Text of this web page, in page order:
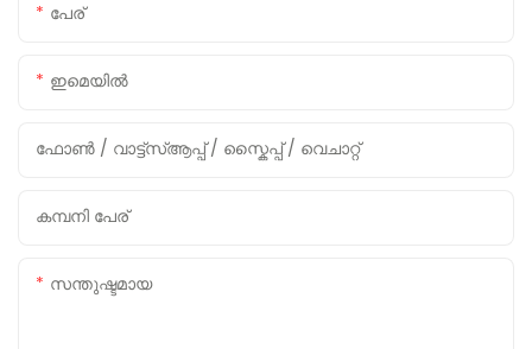
പേര്
ഇമെയിൽ
ഫോൺ / വാട്ട്സ്ആപ്പ് / സ്കൈപ്പ് / വെചാറ്റ്
കമ്പനി പേര്
സന്തുഷ്ടമായ